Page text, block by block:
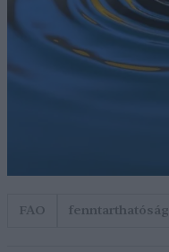
FAO fenntarthatóság